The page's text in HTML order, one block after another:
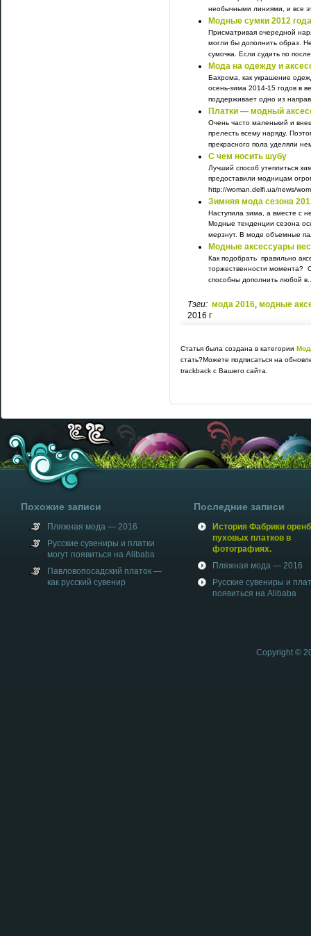
необычными линиями, и все
Модные сумки 2012 года
Присматривая очередной
могли бы дополнить образ.
сумочка. Если судить по
Мода на одежду и
Бахрома, как украшение
осень-зима 2014-15 годов в
поддерживает одно из
Платки — модный
Очень часто маленький и
прелесть всему наряду.
прекрасного пола уделяли
С чем носить шубу
Лучший способ утеплиться
предоставили модницам
http://woman.delfi.ua/news/
Зимняя мода сезона
Наступила зима, а вместе с
Модные тенденции сезона
мерзнут. В моде объемные
Модные аксессуары
Как подобрать правильно
торжественности момента?
способны дополнить любой
Тэги: мода 2016, модные
2016 г
Статья была создана в категории
стать?Можете подписаться на
trackback с Вашего сайта.
Похожие записи
Пляжная мода — 2016
Русские сувениры и платки
могут появиться на Alibaba
Павловопосадский платок —
как русский сувенир
Последние записи
История Фабрики
пуховых платков в
фотографиях.
Пляжная мода — 2016
Русские сувениры и
появиться на Alibaba
Copyright ©